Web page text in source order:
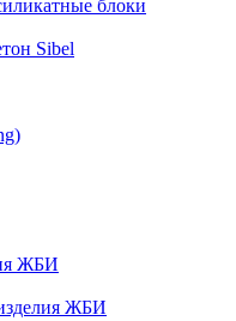
блоки
Sibel
ЖБИ
ЖБИ